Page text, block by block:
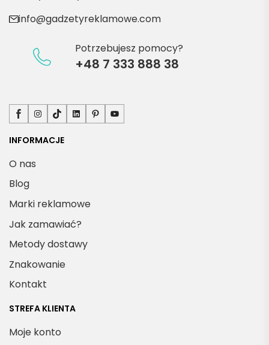
info@gadzetyreklamowe.com
Potrzebujesz pomocy?
+48 7 333 888 38
Facebook
Instagram
TikTokLinkedInPinterestYouTube
INFORMACJE
O nas
Blog
Marki reklamowe
Jak zamawiać?
Metody dostawy
Znakowanie
Kontakt
STREFA KLIENTA
Moje konto